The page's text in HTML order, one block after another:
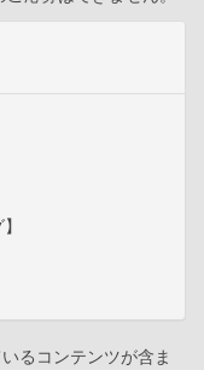
るコンテンツが含ま